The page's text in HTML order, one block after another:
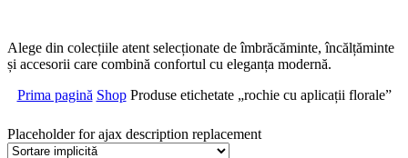
Alege din colecțiile atent selecționate de îmbrăcăminte, încălțăminte
și accesorii care combină confortul cu eleganța modernă.
Prima pagină Shop Produse etichetate „rochie cu aplicații florale”
Placeholder for ajax description replacement